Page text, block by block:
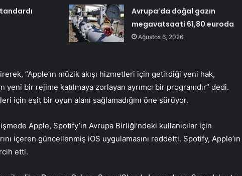
Avrupa’da doğal gazın
megavatsaati 61,80 euroda
Ağustos 6, 2026
“Apple’ın müzik akışı hizmetleri için getirdiği yeni hak,
bir rejime katılmaya zorlayan ayrımcı bir programdır” dedi.
için eşit bir oyun alanı sağlamadığını öne sürüyor.
Apple, Spotify’ın Avrupa Birliği’ndeki kullanıcılar için
içeren güncellenmiş iOS uygulamasını reddetti. Spotify, Apple’ın
etti.